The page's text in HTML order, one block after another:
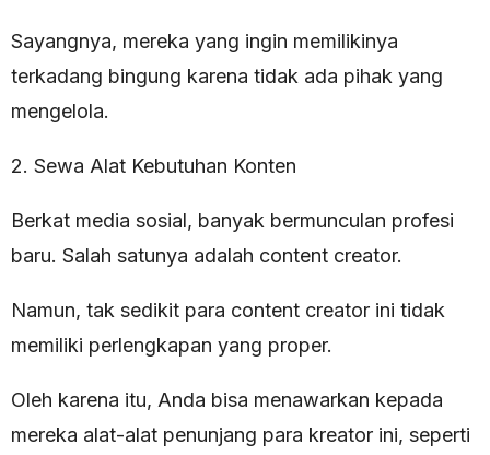
Sayangnya, mereka yang ingin memilikinya
terkadang bingung karena tidak ada pihak yang
mengelola.
2. Sewa Alat Kebutuhan Konten
Berkat media sosial, banyak bermunculan profesi
baru. Salah satunya adalah content creator.
Namun, tak sedikit para content creator ini tidak
memiliki perlengkapan yang proper.
Oleh karena itu, Anda bisa menawarkan kepada
mereka alat-alat penunjang para kreator ini, seperti